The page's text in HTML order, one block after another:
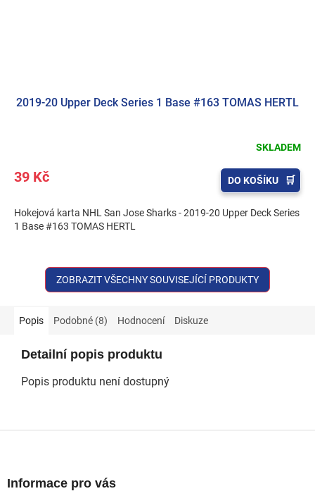
2019-20 Upper Deck Series 1 Base #163 TOMAS HERTL
SKLADEM
39 Kč DO KOŠÍKU
Hokejová karta NHL San Jose Sharks - 2019-20 Upper Deck Series
1 Base #163 TOMAS HERTL
ZOBRAZIT VŠECHNY SOUVISEJÍCÍ PRODUKTY
Popis Podobné (8) Hodnocení Diskuze
Detailní popis produktu
Popis produktu není dostupný
Informace pro vás